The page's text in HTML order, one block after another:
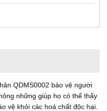
QDMS0002 bảo vệ người
những giúp họ có thể thấy
vệ khỏi các hoá chất độc hại.